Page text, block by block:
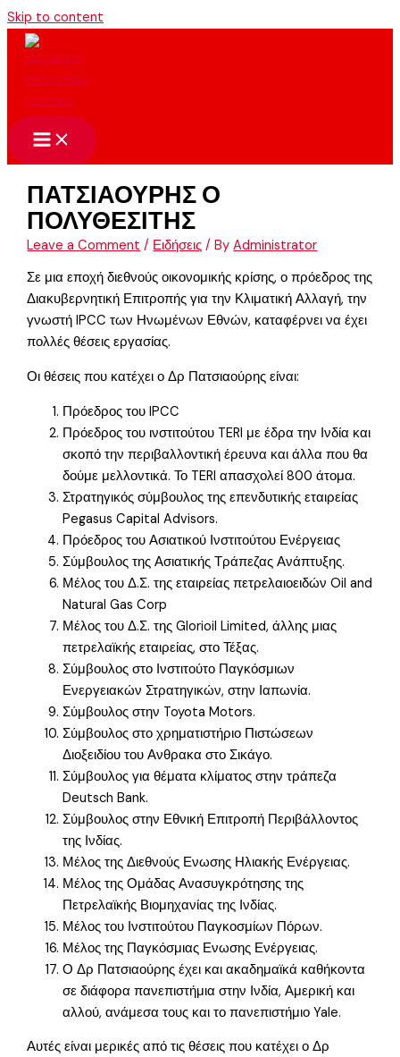
Skip to content
ΠΑΤΣΙΑΟΥΡΗΣ Ο
ΠΟΛΥΘΕΣΙΤΗΣ
Leave a Comment / Ειδήσεις / ByAdministrator
Σε μια εποχή διεθνούς οικονομικής κρίσης, ο πρόεδρος της
Διακυβερνητική Επιτροπής για την Κλιματική Αλλαγή, την
γνωστή IPCC των Ηνωμένων Εθνών, καταφέρνει να έχει
πολλές θέσεις εργασίας.
Οι θέσεις που κατέχει ο Δρ Πατσιαούρης είναι:
Πρόεδρος του IPCC
Πρόεδρος του ινστιτούτου TERI με έδρα την Ινδία και
σκοπό την περιβαλλοντική έρευνα και άλλα που θα
δούμε μελλοντικά. Το TERI απασχολεί 800 άτομα.
Στρατηγικός σύμβουλος της επενδυτικής εταιρείας
Pegasus Capital Advisors.
Πρόεδρος του Ασιατικού Ινστιτούτου Ενέργειας
Σύμβουλος της Ασιατικής Τράπεζας Ανάπτυξης.
Μέλος του Δ.Σ. της εταιρείας πετρελαιοειδών Oil and
Natural Gas Corp
Μέλος του Δ.Σ. της Glorioil Limited, άλλης μιας
πετρελαϊκής εταιρείας, στο Τέξας.
Σύμβουλος στο Ινστιτούτο Παγκόσμιων
Ενεργειακών Στρατηγικών, στην Ιαπωνία.
Σύμβουλος στην Toyota Motors.
Σύμβουλος στο χρηματιστήριο Πιστώσεων
Διοξειδίου του Ανθρακα στο Σικάγο.
Σύμβουλος για θέματα κλίματος στην τράπεζα
Deutsch Bank.
Σύμβουλος στην Εθνική Επιτροπή Περιβάλλοντος
της Ινδίας.
Μέλος της Διεθνούς Ενωσης Ηλιακής Ενέργειας.
Μέλος της Ομάδας Ανασυγκρότησης της
Πετρελαϊκής Βιομηχανίας της Ινδίας.
Μέλος του Ινστιτούτου Παγκοσμίων Πόρων.
Μέλος της Παγκόσμιας Ενωσης Ενέργειας.
Ο Δρ Πατσιαούρης έχει και ακαδημαϊκά καθήκοντα
σε διάφορα πανεπιστήμια στην Ινδία, Αμερική και
αλλού, ανάμεσα τους και το πανεπιστήμιο Yale.
Αυτές είναι μερικές από τις θέσεις που κατέχει ο Δρ